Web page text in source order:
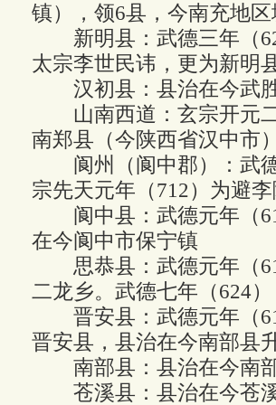
镇），领6县，今南充地
新明县：武德三年（
太宗李世民讳，更为新明
汉初县：县治在今武
山南西道：玄宗开元二
南郑县（今陕西省汉中市
阆州（阆中郡）：武德
宗先天元年（712）为避
阆中县：武德元年（
在今阆中市保宁镇
思恭县：武德元年（
二龙乡。武德七年（624
晋安县：武德元年（
晋安县，县治在今南部县
南部县：县治在今南
苍溪县：县治在今苍